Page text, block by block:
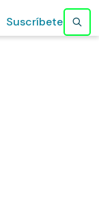
Suscríbete